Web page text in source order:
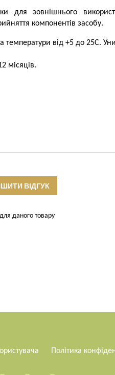
для зовнішнього
компонентів засобу.
температури від +5 до 25С.
місяців.
ВІДГУК
даного товару
Політика